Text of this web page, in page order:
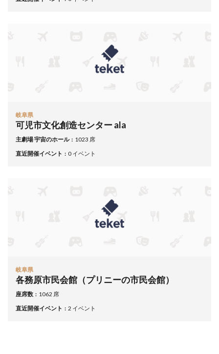
岐阜県
可児市文化創造センター ala
主劇場 宇宙のホール
1023 席
直近開催イベント
0 イベント
岐阜県
各務原市民会館（プリニーの市民会館）
座席数
1062 席
直近開催イベント
2 イベント